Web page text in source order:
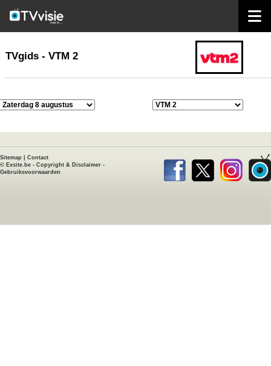
TVgids
TVgids - VTM 2
Sitemap
Contact
© Exsite.be - Copyright & Disclaimer -
Gebruiksvoorwaarden